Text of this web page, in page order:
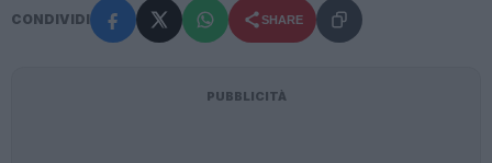
CONDIVIDI SHARE
PUBBLICITÀ